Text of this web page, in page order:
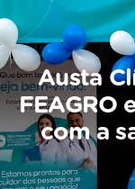
Austa
FEAGRO
com a